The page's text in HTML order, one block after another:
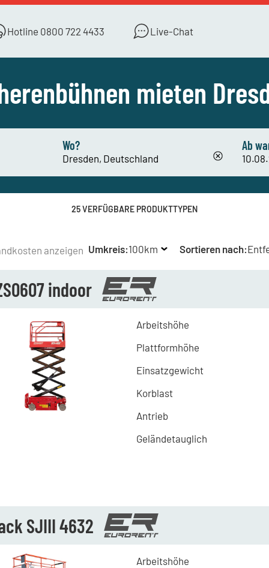
Hotline 0800 722 4433 Live-Chat
mieten
Wo? Ab
25 VERFÜGBARE PRODUKTTYPEN
anzeigen Umkreis:100km Sortieren nach:
indoor
Arbeitshöhe
Plattformhöhe
Einsatzgewicht
Korblast
Antrieb
Geländetauglich
SJIII 4632
Arbeitshöhe